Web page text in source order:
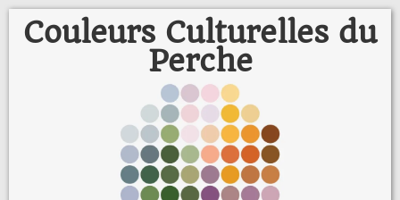
Couleurs Culturelles du
Perche